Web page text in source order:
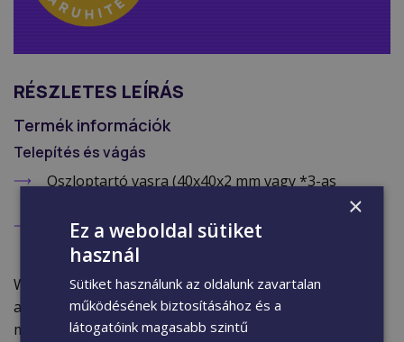
RÉSZLETES LEÍRÁS
Termék információk
Telepítés és vágás
Oszloptartó vasra (40x40x2 mm vagy *3-as
Raktárunkban méretre vágás ára:
(254 Ft)/ vágás
WPC kerítésoszlopaink két oldalt nútoltak, és színben
azonosak kerítéselemeinkkel. Mélységük (nút) 32
mm, szélességük 22 mm, ezért bármelyik általunk
×
Ez a weboldal sütiket
használ
Sütiket használunk az oldalunk zavartalan
működésének biztosításához és a
látogatóink magasabb szintű